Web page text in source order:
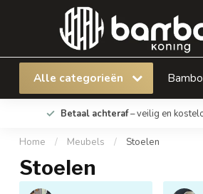
Alle categorieën
Betaal achteraf– veilig en
Home / Meubels / Stoelen
Stoelen